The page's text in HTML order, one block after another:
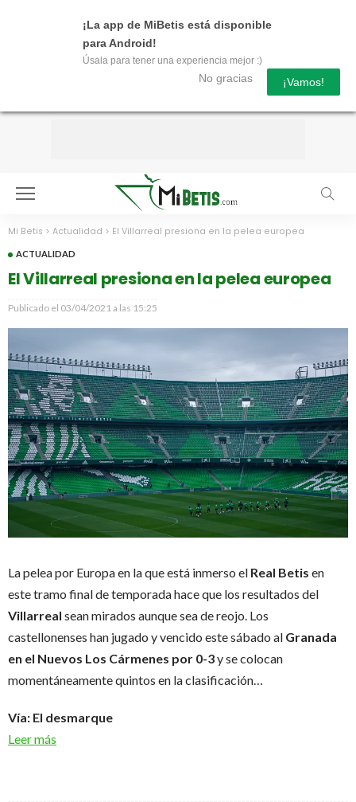
¡La app de MiBetis está disponible
para Android!
Úsala para tener una experiencia mejor :)
No gracias ¡Vamos!
Mi Betis > Actualidad > El Villarreal presiona en la pelea europea
ACTUALIDAD
El Villarreal presiona en la pelea europea
Publicado el 03/04/2021 a las 15:25
La pelea por Europa en la que está inmerso el Real Betis en
este tramo final de temporada hace que los resultados del
Villarreal sean mirados aunque sea de reojo. Los
castellonenses han jugado y vencido este sábado al Granada
en el Nuevos Los Cármenes por 0-3y se colocan
momentáneamente quintos en la clasificación…
Vía: El desmarque
Leer más